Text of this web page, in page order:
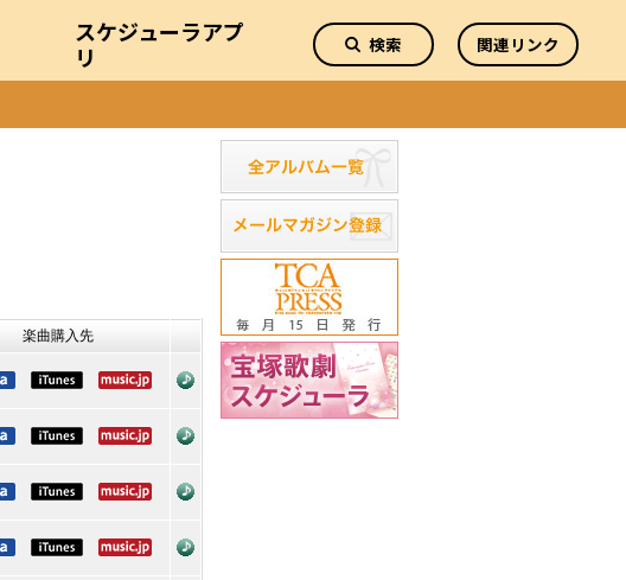
スケジューラアプ
リ
検索 関連リンク
楽曲購入先